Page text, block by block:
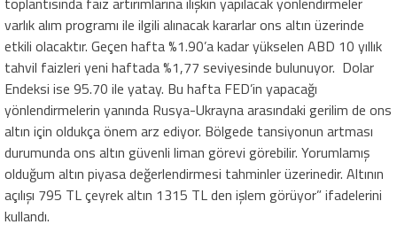
varlık alım programı ile ilgili alınacak kararlar ons altın üzerinde
etkili olacaktır. Geçen hafta %1.90’a kadar yükselen ABD 10 yıllık
tahvil faizleri yeni haftada %1,77 seviyesinde bulunuyor. Dolar
Endeksi ise 95.70 ile yatay. Bu hafta FED’in yapacağı
yönlendirmelerin yanında Rusya-Ukrayna arasındaki gerilim de ons
altın için oldukça önem arz ediyor. Bölgede tansiyonun artması
durumunda ons altın güvenli liman görevi görebilir. Yorumlamış
olduğum altın piyasa değerlendirmesi tahminler üzerinedir. Altının
açılışı 795 TL çeyrek altın 1315 TL den işlem görüyor” ifadelerini
kullandı.